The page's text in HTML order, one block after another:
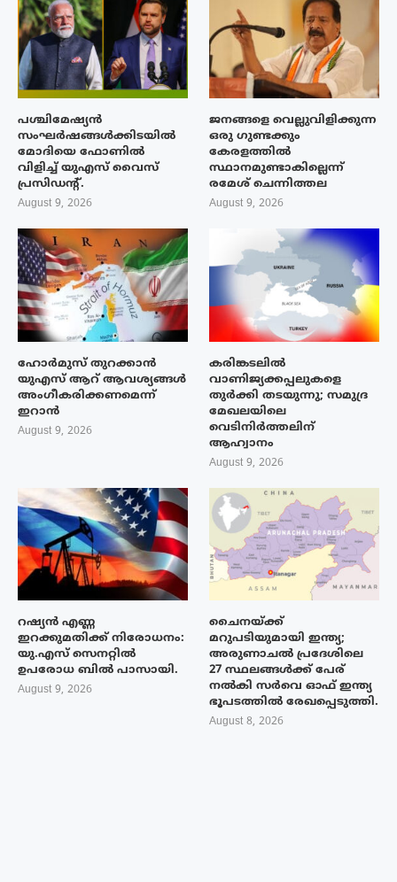
പശ്ചിമേഷ്യന്‍
സംഘര്‍ഷങ്ങള്‍ക്കിടയിൽ
മോദിയെ ഫോണില്‍
വിളിച്ച് യുഎസ് വൈസ്
പ്രസിഡന്റ്.
August 9, 2026
ജനങ്ങളെ വെല്ലുവിളിക്കുന്ന
ഒരു ഗുണ്ടക്കും
കേരളത്തിൽ
സ്ഥാനമുണ്ടാകില്ലെന്ന്
രമേശ് ചെന്നിത്തല
August 9, 2026
ഹോർമുസ് തുറക്കാൻ
യുഎസ് ആറ് ആവശ്യങ്ങൾ
അംഗീകരിക്കണമെന്ന്
ഇറാൻ
August 9, 2026
കരിങ്കടലിൽ
വാണിജ്യക്കപ്പലുകളെ
തുർക്കി തടയുന്നു; സമുദ്ര
മേഖലയിലെ
വെടിനിർത്തലിന്
ആഹ്വാനം
August 9, 2026
റഷ്യൻ എണ്ണ
ഇറക്കുമതിക്ക് നിരോധനം:
യു.എസ് സെനറ്റിൽ
ഉപരോധ ബിൽ പാസായി.
August 9, 2026
ചൈനയ്ക്ക്
മറുപടിയുമായി ഇന്ത്യ;
അരുണാചൽ പ്രദേശിലെ
27 സ്ഥലങ്ങൾക്ക് പേര്
നൽകി സർവെ ഓഫ് ഇന്ത്യ
ഭൂപടത്തിൽ രേഖപ്പെടുത്തി.
August 8, 2026